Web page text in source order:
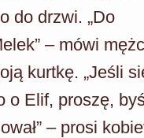
do drzwi. „Do
– mówi
kurtkę. „Jeśli
o Elif, proszę,
– prosi